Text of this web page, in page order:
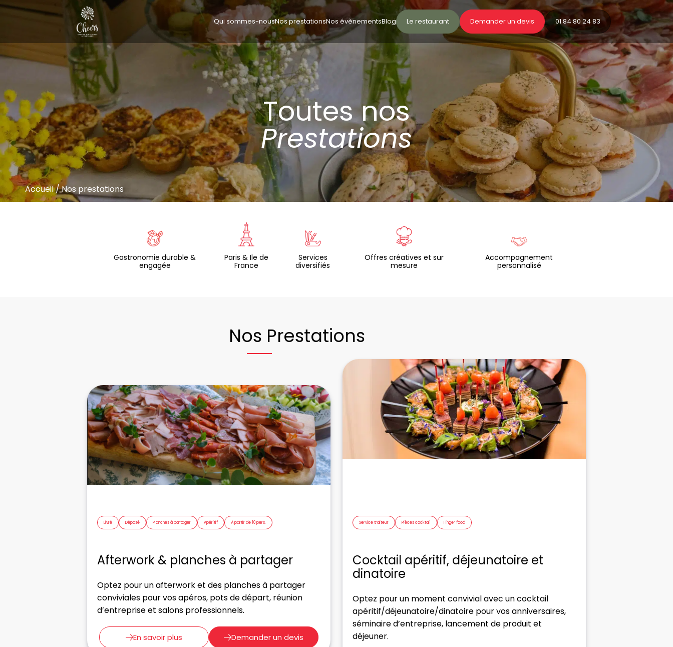
Qui sommes-nousNos prestationsNos évènementsBlog Le restaurant Demander un devis 01 84 80 24 83
Accueil/Nos prestations
Toutes nos
Prestations
Gastronomie durable &
engagée
Paris & Ile de
France
Services
diversifiés
Offres créatives et sur
mesure
Accompagnement
personnalisé
Nos Prestations
Livré Déposé Planches à partager Apéritif À partir de 10 pers.
Afterwork & planches à partager
Optez pour un afterwork et des planches à partager
conviviales pour vos apéros, pots de départ, réunion
d’entreprise et salons professionnels.
En savoir plus Demander un devis
Service traiteur Pièces cocktail Finger food
Cocktail apéritif, déjeunatoire et
dinatoire
Optez pour un moment convivial avec un cocktail
apéritif/déjeunatoire/dinatoire pour vos anniversaires,
séminaire d’entreprise, lancement de produit et
déjeuner.